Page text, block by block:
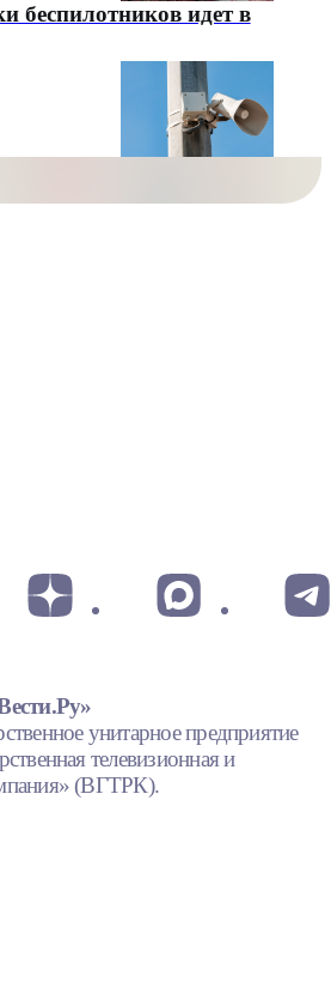
беспилотников идет в
унитарное предприятие
телевизионная и
(ВГТРК).